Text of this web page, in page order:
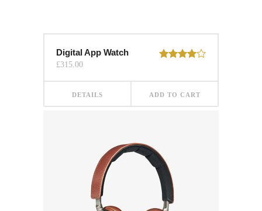
Digital App Watch
of 5
£315.00
DETAILS ADD TO CART